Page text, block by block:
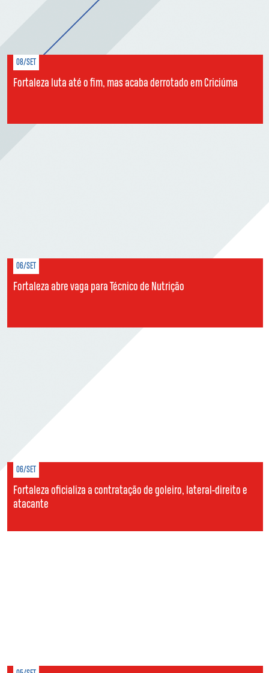
08/SET
Fortaleza luta até o fim, mas acaba derrotado em Criciúma
06/SET
Fortaleza abre vaga para Técnico de Nutrição
06/SET
Fortaleza oficializa a contratação de goleiro, lateral-direito e
atacante